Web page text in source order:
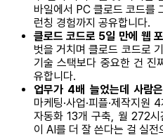
바일에서 PC 클로드 코드
런칭 경험까지 공유합니다.
클로드 코드로 5일 만에 웹
벗을 거치며 클로드 코드로
기술 스택보다 중요한 건 진
유합니다.
업무가 4배 늘었는데 사람
마케팅·사업·피플·제작지
자동화 13개 구축, 월 272
이 AI를 더 잘 쓴다는 걸 실